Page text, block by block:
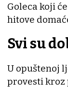
Goleca koji
hitove
Svi su
U opuštenoj
provesti kroz